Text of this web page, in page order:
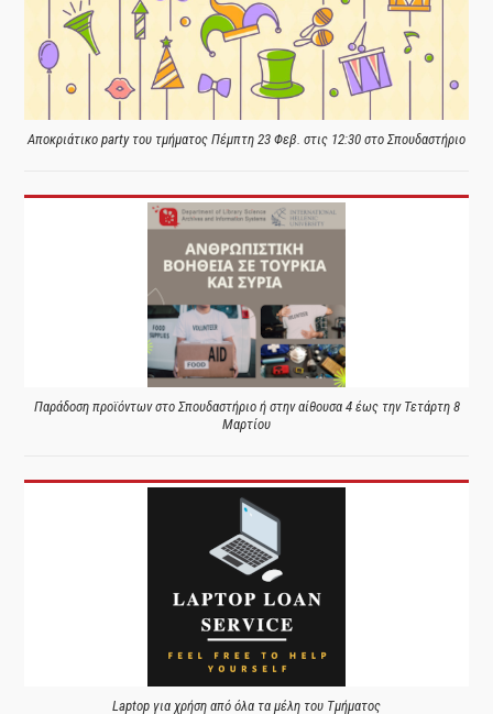
Αποκριάτικο party του τμήματος Πέμπτη 23 Φεβ. στις 12:30 στο Σπουδαστήριο
Παράδοση προϊόντων στο Σπουδαστήριο ή στην αίθουσα 4 έως την Τετάρτη 8
Μαρτίου
Laptop για χρήση από όλα τα μέλη του Τμήματος